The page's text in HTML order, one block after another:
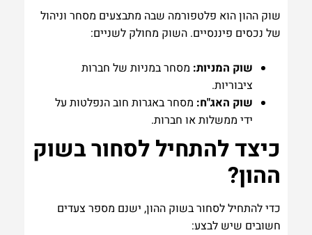
שוק ההון הוא פלטפורמה שבה מתבצעים מסחר וניהול
של נכסים פיננסיים. השוק מחולק לשניים:
שוק המניות: מסחר במניות של חברות
ציבוריות.
שוק האג"ח: מסחר באגרות חוב הנפלטות על
ידי ממשלות או חברות.
כיצד להתחיל לסחור בשוק
ההון?
כדי להתחיל לסחור בשוק ההון, ישנם מספר צעדים
חשובים שיש לבצע: